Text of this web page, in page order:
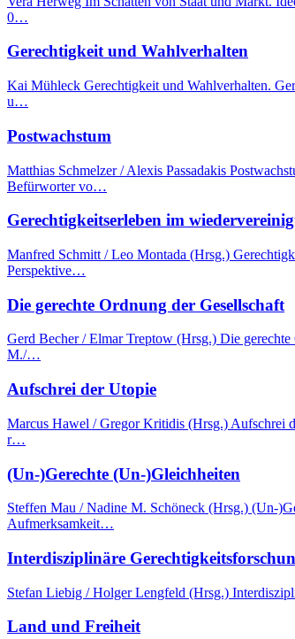
0…
Gerechtigkeit und Wahlverhalten
Kai Mühleck Gerechtigkeit und Wahlverhalten.
u…
Postwachstum
Matthias Schmelzer / Alexis Passadakis
Befürworter vo…
Gerechtigkeitserleben im
Manfred Schmitt / Leo Montada (Hrsg.)
Perspektive…
Die gerechte Ordnung der Gesellschaft
Gerd Becher / Elmar Treptow (Hrsg.) Die
M./…
Aufschrei der Utopie
Marcus Hawel / Gregor Kritidis (Hrsg.) Aufschrei
r…
(Un-)Gerechte (Un-)Gleichheiten
Steffen Mau / Nadine M. Schöneck (Hrsg.) (Un-
Aufmerksamkeit…
Interdisziplinäre
Stefan Liebig / Holger Lengfeld (Hrsg.)
Land und Freiheit